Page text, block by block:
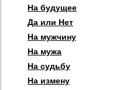
На будущее
Да или Нет
На мужчину
На мужа
На судьбу
На измену